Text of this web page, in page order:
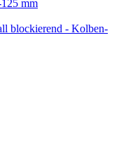
mm
blockierend - Kolben-